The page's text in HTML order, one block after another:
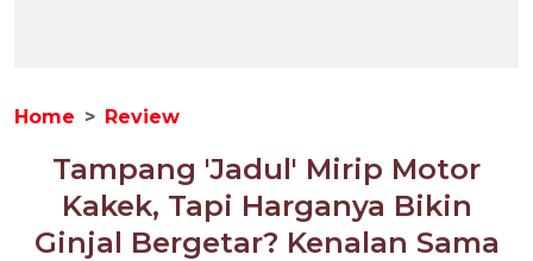
Home Review
Tampang 'Jadul' Mirip Motor
Kakek, Tapi Harganya Bikin
Ginjal Bergetar? Kenalan Sama